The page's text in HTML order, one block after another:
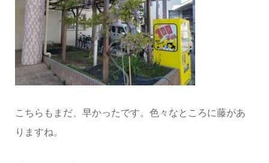
こちらもまだ、早かったです。色々なところに藤があ
りますね。